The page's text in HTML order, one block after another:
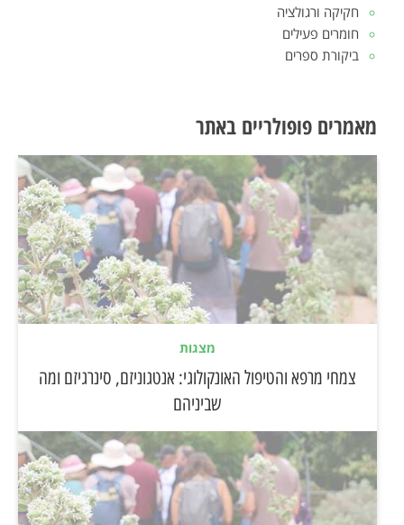
חקיקה ורגולציה
חומרים פעילים
ביקורת ספרים
מאמרים פופולריים באתר
מצגות
צמחי מרפא והטיפול האונקולוגי: אנטגוניזם, סינרגיזם ומה
שביניהם